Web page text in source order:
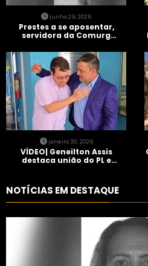
junho 29, 2026
Prestes a se aposentar,
servidora da Comurg
entra em protocolo de
morte encefálica
janeiro 30, 2026
VÍDEO| Geneilton Assis
destaca união do PL e
NOTÍCIAS EM DESTAQUE